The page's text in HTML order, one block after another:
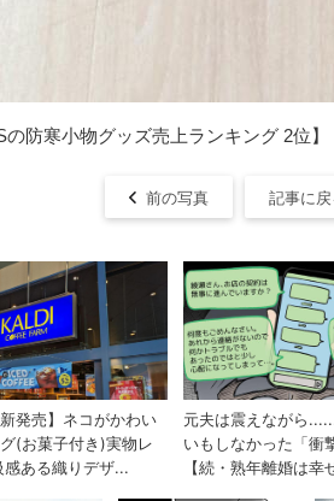
の防寒小物グッズ売上ランキング 2位
前の写真 記事に戻